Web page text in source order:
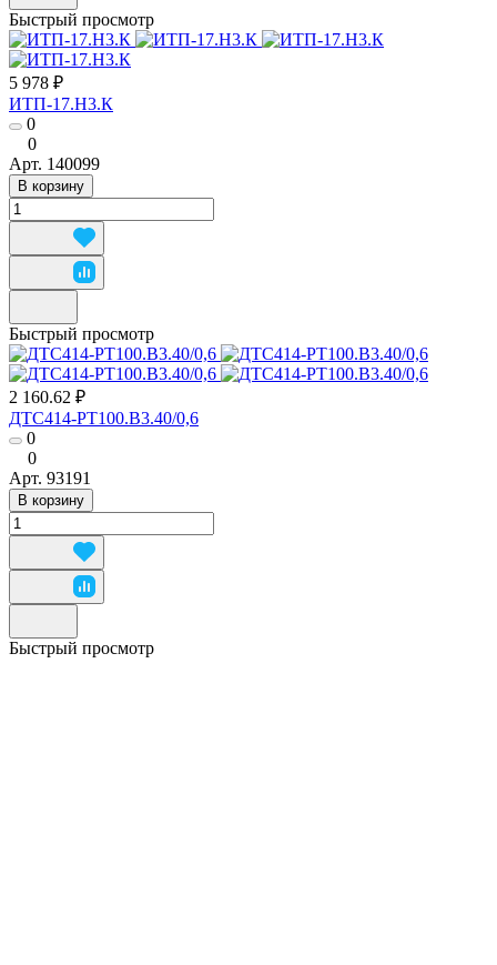
Быстрый просмотр
5 978 ₽
ИТП-17.Н3.К
0
0
Арт. 140099
В корзину
Быстрый просмотр
2 160.62 ₽
ДТС414-РТ100.В3.40/0,6
0
0
Арт. 93191
В корзину
Быстрый просмотр